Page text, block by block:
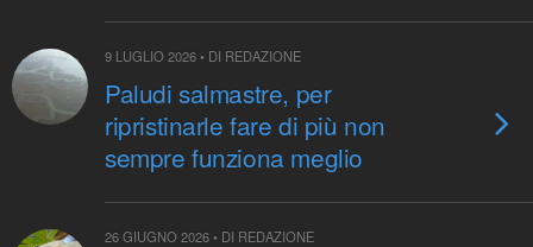
9 LUGLIO 2026 • DI REDAZIONE
Paludi salmastre, per
ripristinarle fare di più non
sempre funziona meglio
26 GIUGNO 2026 • DI REDAZIONE